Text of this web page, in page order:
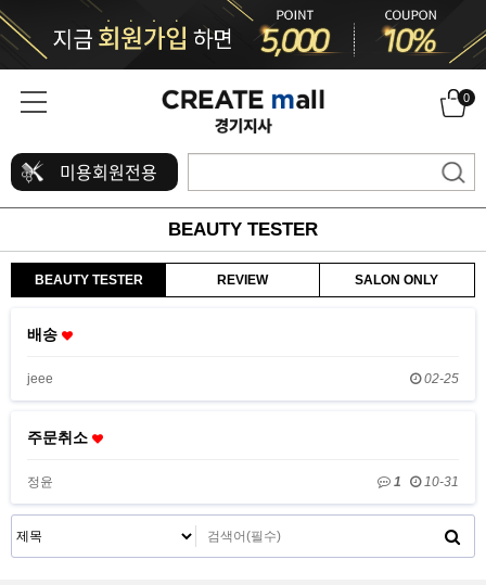
0
미용회원전용
BEAUTY TESTER
BEAUTY TESTER REVIEW SALON ONLY
배송
jeee 02-25
주문취소
정윤 1 10-31